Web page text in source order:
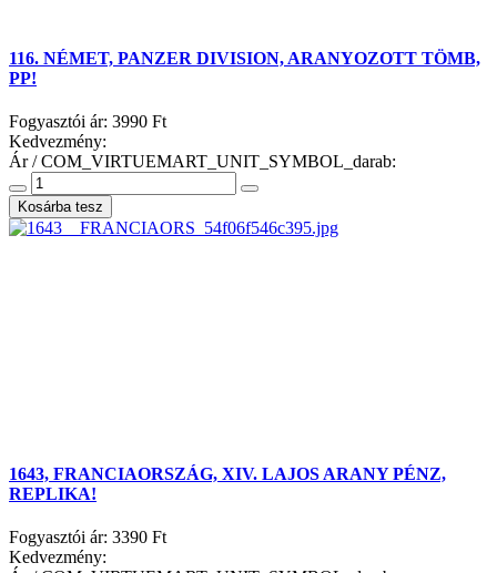
116. NÉMET, PANZER DIVISION, ARANYOZOTT TÖMB,
PP!
Fogyasztói ár: 3990 Ft
Kedvezmény:
Ár / COM_VIRTUEMART_UNIT_SYMBOL_darab:
1643, FRANCIAORSZÁG, XIV. LAJOS ARANY PÉNZ,
REPLIKA!
Fogyasztói ár: 3390 Ft
Kedvezmény: